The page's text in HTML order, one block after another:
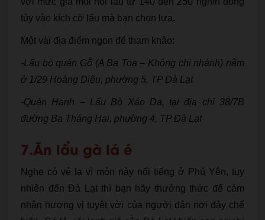
tùy vào kích cỡ lẩu mà bạn chọn lựa.
Một vài địa điểm ngon để tham khảo:
-Lẩu bò quán Gỗ (A Ba Toa – Không chi nhánh) nằm
ở 1/29 Hoàng Diệu, phường 5, TP Đà Lạt
-Quán Hạnh – Lẩu Bò Xáo Da, tại địa chỉ 38/7B
đường Ba Tháng Hai, phường 4, TP Đà Lạt
7.Ăn lẩu gà lá é
Nghe có vẻ lạ vì món này nổi tiếng ở Phú Yên, tuy
nhiên đến Đà Lạt thì bạn hãy thưởng thức để cảm
nhận hương vị tuyệt vời của người dân nơi đây chế